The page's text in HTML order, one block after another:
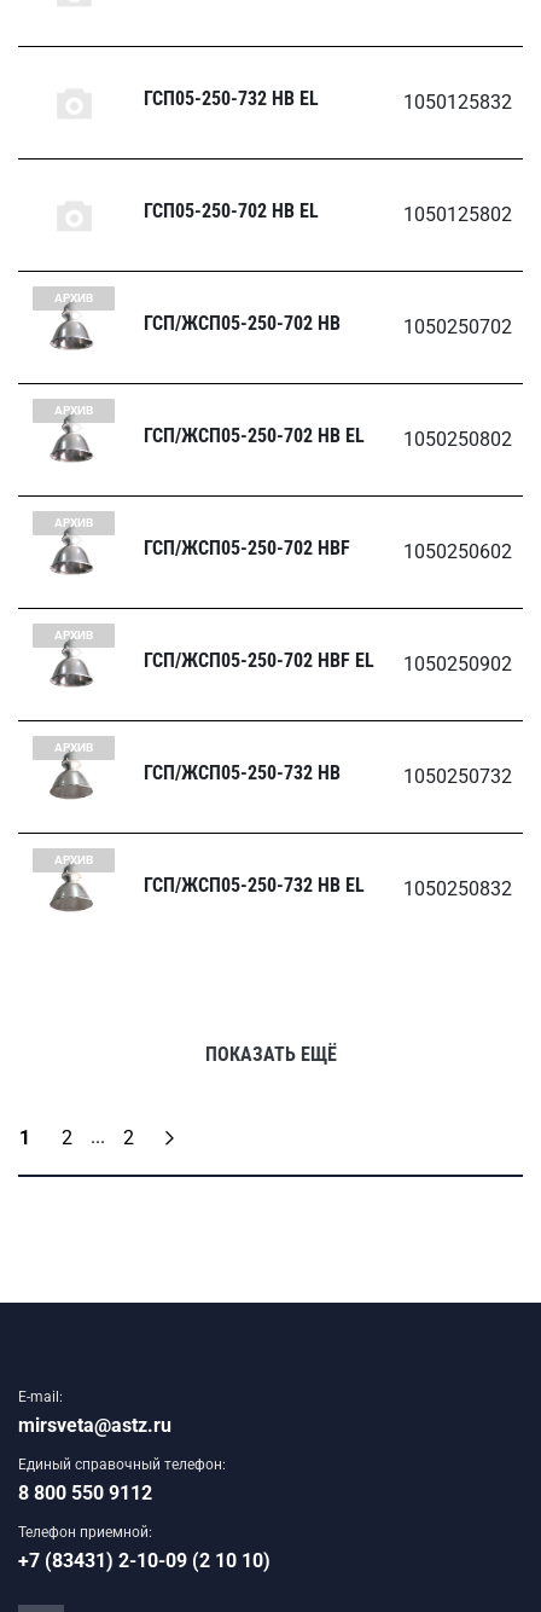
ГСП05-250-732 HB EL 1050125832
ГСП05-250-702 HB EL 1050125802
АРХИВ
ГСП/ЖСП05-250-702 HB 1050250702
АРХИВ
ГСП/ЖСП05-250-702 HB EL 1050250802
АРХИВ
ГСП/ЖСП05-250-702 HBF 1050250602
АРХИВ
ГСП/ЖСП05-250-702 HBF EL 1050250902
АРХИВ
ГСП/ЖСП05-250-732 HB 1050250732
АРХИВ
ГСП/ЖСП05-250-732 HB EL 1050250832
ПОКАЗАТЬ ЕЩЁ
1 2 ... 2
E-mail:
mirsveta@astz.ru
Единый справочный телефон:
8 800 550 9112
Телефон приемной:
+7 (83431) 2-10-09 (2 10 10)